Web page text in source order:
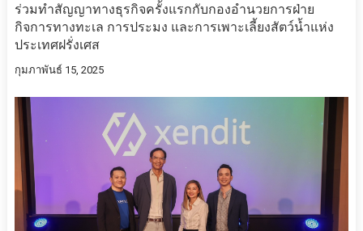
ร่วมทำสัญญาทางธุรกิจครั้งแรกกับกองอำนวยการฝ่าย
กิจการทางทะเล การประมง และการเพาะเลี้ยงสัตว์น้ำแห่ง
ประเทศฝรั่งเศส
กุมภาพันธ์ 15, 2025